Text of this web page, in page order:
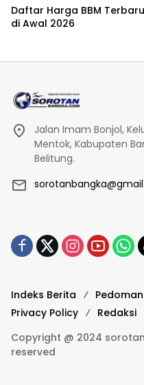
Daftar Harga BBM Terbaru
di Awal 2026
Jalan Imam Bonjol,
Mentok, Kabupaten
Belitung.
Indeks Berita
Privacy Policy
Redaksi
Copyright @ 2024
reserved